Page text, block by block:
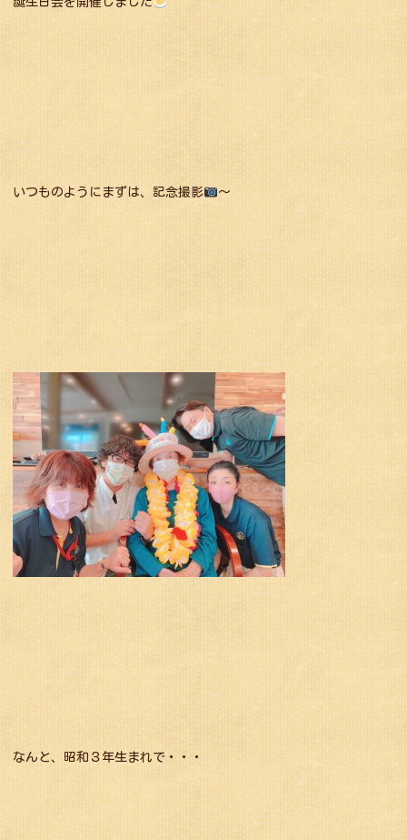
いつものようにまずは、記念撮影 ～
なんと、昭和３年生まれで・・・